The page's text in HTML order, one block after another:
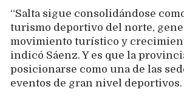
“Salta sigue consolidándose
turismo deportivo del norte,
movimiento turístico y
indicó Sáenz. Y es que la
posicionarse como una de las
eventos de gran nivel deportivos.